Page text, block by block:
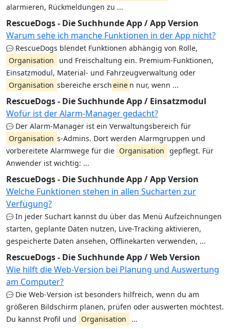
alarmieren, Rückmeldungen zu ...
RescueDogs - Die Suchhunde App / App Version
Warum sehe ich manche Funktionen in der App nicht?
RescueDogs blendet Funktionen abhängig von Rolle,
Organisation
und Freischaltung ein. Premium-Funktionen,
Einsatzmodul, Material- und Fahrzeugverwaltung oder
Organisation sbereiche erscheine n nur, wenn ...
RescueDogs - Die Suchhunde App / Einsatzmodul
Wofür ist der Alarm-Manager gedacht?
Der Alarm-Manager ist ein Verwaltungsbereich für
Organisation s-Admins. Dort werden Alarmgruppen und
vorbereitete Alarmwege für die Organisation gepflegt. Für
Anwender ist wichtig: ...
RescueDogs - Die Suchhunde App / App Version
Welche Funktionen stehen in allen Sucharten zur
Verfügung?
In jeder Suchart kannst du über das Menü Aufzeichnungen
starten, geplante Daten nutzen, Live-Tracking aktivieren,
gespeicherte Daten ansehen, Offlinekarten verwenden, ...
RescueDogs - Die Suchhunde App / Web Version
Wie hilft die Web-Version bei Planung und Auswertung
am Computer?
Die Web-Version ist besonders hilfreich, wenn du am
größeren Bildschirm planen, prüfen oder auswerten möchtest.
Du kannst Profil und Organisation ...